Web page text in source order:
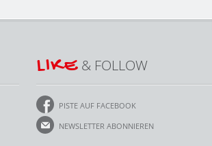
LIKE& FOLLOW
PISTE AUF FACEBOOK
NEWSLETTER ABONNIEREN